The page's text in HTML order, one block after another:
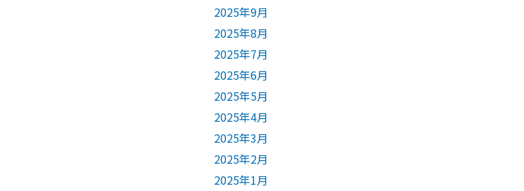
2025年9月
2025年8月
2025年7月
2025年6月
2025年5月
2025年4月
2025年3月
2025年2月
2025年1月